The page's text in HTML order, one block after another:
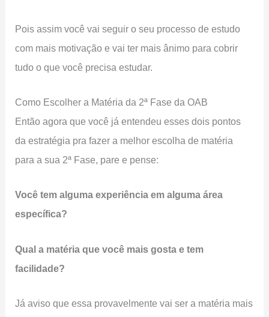
Pois assim você vai seguir o seu processo de estudo
com mais motivação e vai ter mais ânimo para cobrir
tudo o que você precisa estudar.
Como Escolher a Matéria da 2ª Fase da OAB
Então agora que você já entendeu esses dois pontos
da estratégia pra fazer a melhor escolha de matéria
para a sua 2ª Fase, pare e pense:
Você tem alguma experiência em alguma área
específica?
Qual a matéria que você mais gosta e tem
facilidade?
Já aviso que essa provavelmente vai ser a matéria mais